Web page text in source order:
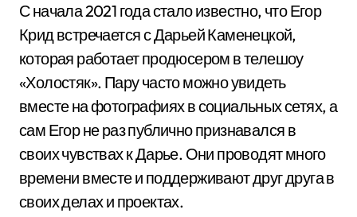
С начала 2021 года стало известно, что Егор
Крид встречается с Дарьей Каменецкой,
которая работает продюсером в телешоу
«Холостяк». Пару часто можно увидеть
вместе на фотографиях в социальных сетях, а
сам Егор не раз публично признавался в
своих чувствах к Дарье. Они проводят много
времени вместе и поддерживают друг друга в
своих делах и проектах.